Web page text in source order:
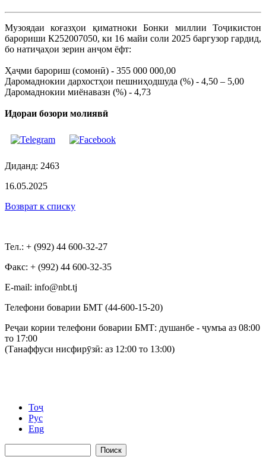
Музоядаи коғазҳои қиматноки Бонки миллии Тоҷикистон
барориши К252007050, ки 16 майи соли 2025 баргузор гардид,
бо натиҷаҳои зерин анҷом ёфт:
Ҳаҷми барориш (сомонӣ) - 355 000 000,00
Даромаднокии дархостҳои пешниҳодшуда (%) - 4,50 – 5,00
Даромаднокии миёнавазн (%) - 4,73
Идораи бозори молиявӣ
Диданд: 2463
16.05.2025
Возврат к списку
Тел.: + (992) 44 600-32-27
Факс: + (992) 44 600-32-35
Е-mail: info@nbt.tj
Телефони боварии БМТ (44-600-15-20)
Реҷаи кории телефони боварии БМТ: душанбе - ҷумъа аз 08:00
то 17:00
(Танаффуси нисфирӯзӣ: аз 12:00 то 13:00)
Тоҷ
Рус
Eng
Поиск